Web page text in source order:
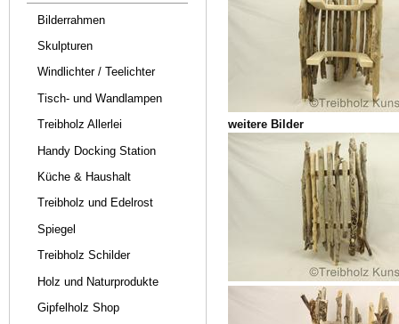
Bilderrahmen
Skulpturen
Windlichter / Teelichter
Tisch- und Wandlampen
Treibholz Allerlei
Handy Docking Station
Küche & Haushalt
Treibholz und Edelrost
Spiegel
Treibholz Schilder
Holz und Naturprodukte
Gipfelholz Shop
weitere Bilder